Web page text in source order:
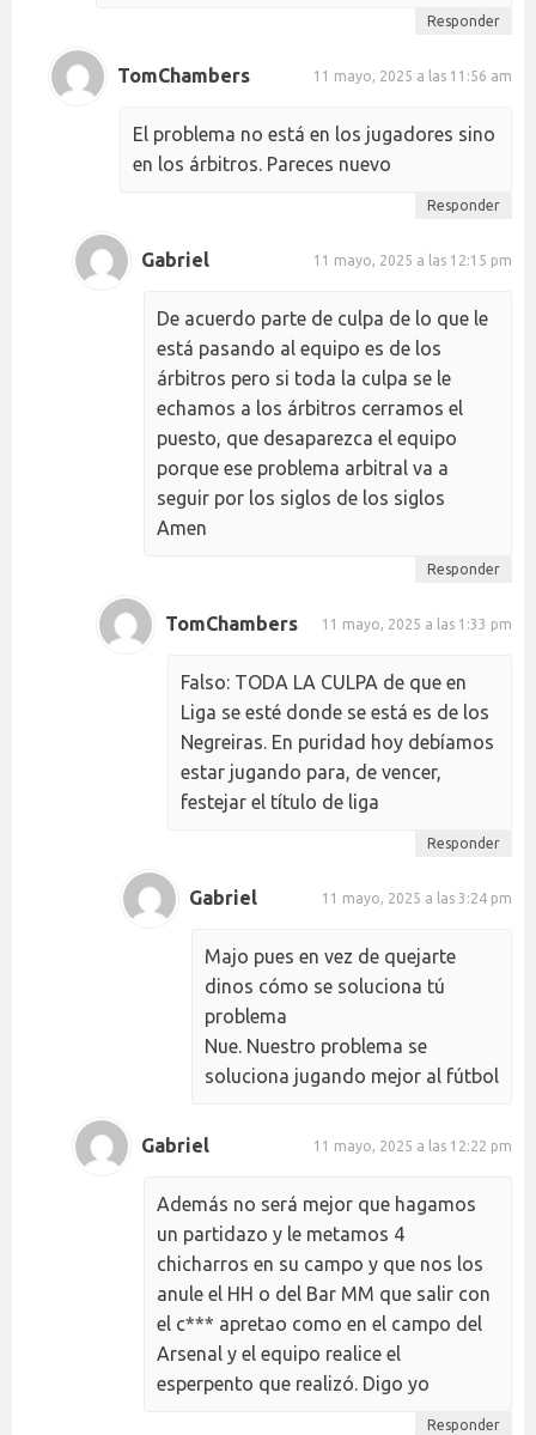
Responder
TomChambers 11 mayo, 2025 a las 11:56 am
El problema no está en los jugadores sino
en los árbitros. Pareces nuevo
Responder
Gabriel 11 mayo, 2025 a las 12:15 pm
De acuerdo parte de culpa de lo que le
está pasando al equipo es de los
árbitros pero si toda la culpa se le
echamos a los árbitros cerramos el
puesto, que desaparezca el equipo
porque ese problema arbitral va a
seguir por los siglos de los siglos
Amen
Responder
TomChambers 11 mayo, 2025 a las 1:33 pm
Falso: TODA LA CULPA de que en
Liga se esté donde se está es de los
Negreiras. En puridad hoy debíamos
estar jugando para, de vencer,
festejar el título de liga
Responder
Gabriel 11 mayo, 2025 a las 3:24 pm
Majo pues en vez de quejarte
dinos cómo se soluciona tú
problema
Nue. Nuestro problema se
soluciona jugando mejor al fútbol
Gabriel 11 mayo, 2025 a las 12:22 pm
Además no será mejor que hagamos
un partidazo y le metamos 4
chicharros en su campo y que nos los
anule el HH o del Bar MM que salir con
el c*** apretao como en el campo del
Arsenal y el equipo realice el
esperpento que realizó. Digo yo
Responder